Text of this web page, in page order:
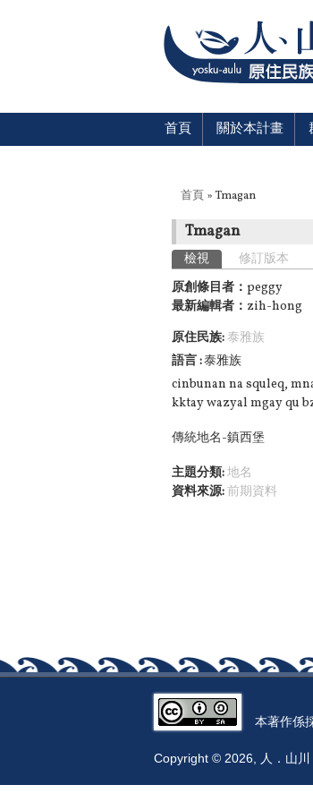
首頁 關於本計畫
您在這裡
首頁 » Tmagan
Tmagan
主要索引標籤
檢視 (作用中頁籤)
修訂版本
原創條目者： peggy
最新編輯者： zih-hong
原住民族: 泰雅族
語言 泰雅族
cinbunan na squleq,
kktay wazyal mgay qu
傳統地名-鎮西堡
主題分類:地名
資料來源:前期資料
本著作係
Copyright © 2026, 人．山